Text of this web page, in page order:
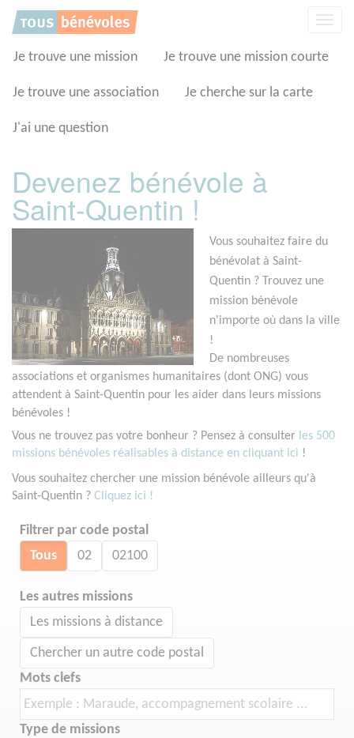
Je trouve une mission Je trouve une mission courte
Je trouve une association Je cherche sur la carte
J'ai une question
Devenez bénévole à
Saint-Quentin !
Vous souhaitez faire du
bénévolat à Saint-
Quentin ? Trouvez une
mission bénévole
n'importe où dans la ville
!
De nombreuses
associations et organismes humanitaires (dont ONG) vous
attendent à Saint-Quentin pour les aider dans leurs missions
bénévoles !
Vous ne trouvez pas votre bonheur ? Pensez à consulter les 500
missions bénévoles réalisables à distance en cliquant ici !
Vous souhaitez chercher une mission bénévole ailleurs qu'à
Saint-Quentin ? Cliquez ici !
Filtrer par code postal
Tous 02 02100
Les autres missions
Les missions à distance
Chercher un autre code postal
Mots clefs
Type de missions
Panneau de gestion des cookies